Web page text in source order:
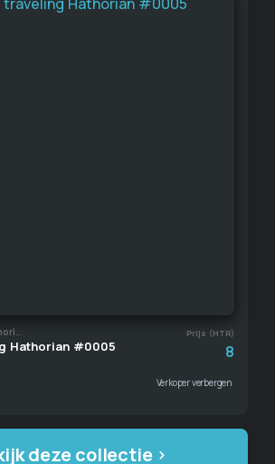
The Traveling Hathorian Prijs (HTR)
Hathorian #0005 8
Verkoper verbergen
deze collectie